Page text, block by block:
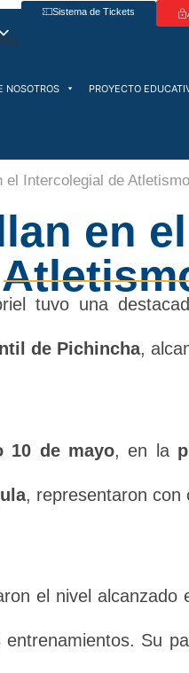
Sistema de Tickets
NOSOTROS PROYECTO
el Intercolegial de Atletismo
en
tuvo una
de Pichincha,
10 de mayo, en la
, representaron con
el nivel
Su